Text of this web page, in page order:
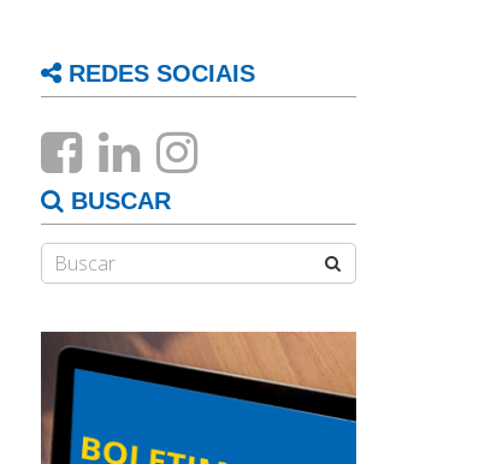
REDES SOCIAIS
BUSCAR